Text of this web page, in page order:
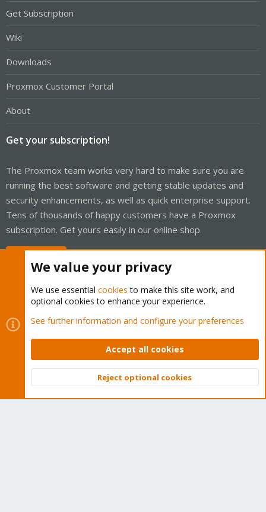
Get Subscription
Wiki
Downloads
Proxmox Customer Portal
About
Get your subscription!
The Proxmox team works very hard to make sure you are
running the best software and getting stable updates and
security enhancements, as well as quick enterprise support.
Tens of thousands of happy customers have a Proxmox
subscription. Get yours easily in our online shop.
Cookies
Proxmox Support Forum - Light Mode
Contact us
Terms and rules Privacy policy Help Home
Community platform by XenForo © 2010-2026 XenForo Ltd.
Top
We value your privacy
We use essential cookies to make this site work, and
optional cookies to enhance your experience.
See further information and configure your preferences
Accept all cookies
Reject optional cookies